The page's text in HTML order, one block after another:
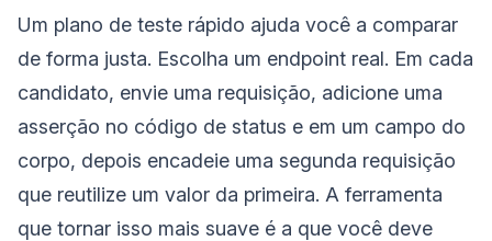
Um plano de teste rápido ajuda você a comparar
de forma justa. Escolha um endpoint real. Em cada
candidato, envie uma requisição, adicione uma
asserção no código de status e em um campo do
corpo, depois encadeie uma segunda requisição
que reutilize um valor da primeira. A ferramenta
que tornar isso mais suave é a que você deve